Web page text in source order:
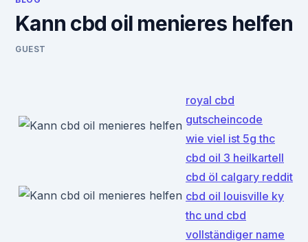
Kann cbd oil menieres helfen
GUEST
royal cbd
gutscheincode
wie viel ist 5g thc
cbd oil 3 heilkartell
cbd öl calgary reddit
cbd oil louisville ky
thc und cbd
vollständiger name